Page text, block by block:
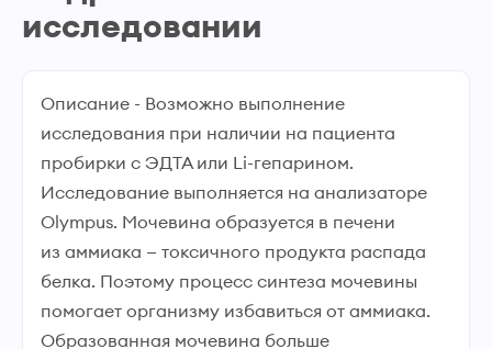
исследовании
Описание - Возможно выполнение
исследования при наличии на пациента
пробирки с ЭДТА или Li-гепарином.
Исследование выполняется на анализаторе
Olympus. Мочевина образуется в печени
из аммиака — токсичного продукта распада
белка. Поэтому процесс синтеза мочевины
помогает организму избавиться от аммиака.
Образованная мочевина больше